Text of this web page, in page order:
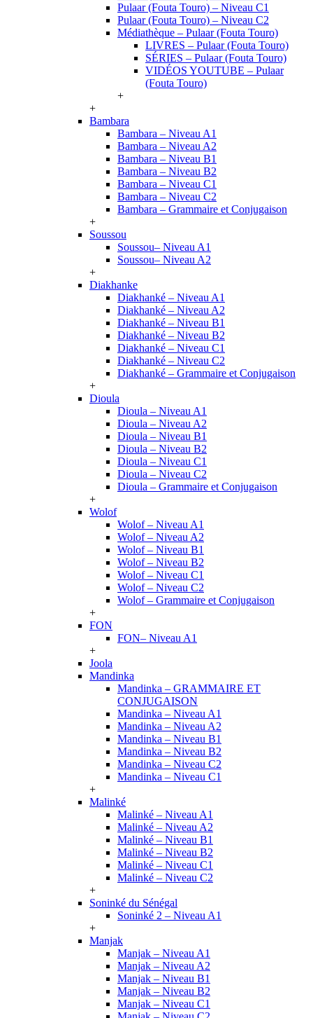
Pulaar (Fouta Touro) – Niveau C1
Pulaar (Fouta Touro) – Niveau C2
Médiathèque – Pulaar (Fouta Touro)
LIVRES – Pulaar (Fouta Touro)
SÉRIES – Pulaar (Fouta Touro)
VIDÉOS YOUTUBE – Pulaar
(Fouta Touro)
+
+
Bambara
Bambara – Niveau A1
Bambara – Niveau A2
Bambara – Niveau B1
Bambara – Niveau B2
Bambara – Niveau C1
Bambara – Niveau C2
Bambara – Grammaire et Conjugaison
+
Soussou
Soussou– Niveau A1
Soussou– Niveau A2
+
Diakhanke
Diakhanké – Niveau A1
Diakhanké – Niveau A2
Diakhanké – Niveau B1
Diakhanké – Niveau B2
Diakhanké – Niveau C1
Diakhanké – Niveau C2
Diakhanké – Grammaire et Conjugaison
+
Dioula
Dioula – Niveau A1
Dioula – Niveau A2
Dioula – Niveau B1
Dioula – Niveau B2
Dioula – Niveau C1
Dioula – Niveau C2
Dioula – Grammaire et Conjugaison
+
Wolof
Wolof – Niveau A1
Wolof – Niveau A2
Wolof – Niveau B1
Wolof – Niveau B2
Wolof – Niveau C1
Wolof – Niveau C2
Wolof – Grammaire et Conjugaison
+
FON
FON– Niveau A1
+
Joola
Mandinka
Mandinka – GRAMMAIRE ET
CONJUGAISON
Mandinka – Niveau A1
Mandinka – Niveau A2
Mandinka – Niveau B1
Mandinka – Niveau B2
Mandinka – Niveau C2
Mandinka – Niveau C1
+
Malinké
Malinké – Niveau A1
Malinké – Niveau A2
Malinké – Niveau B1
Malinké – Niveau B2
Malinké – Niveau C1
Malinké – Niveau C2
+
Soninké du Sénégal
Soninké 2 – Niveau A1
+
Manjak
Manjak – Niveau A1
Manjak – Niveau A2
Manjak – Niveau B1
Manjak – Niveau B2
Manjak – Niveau C1